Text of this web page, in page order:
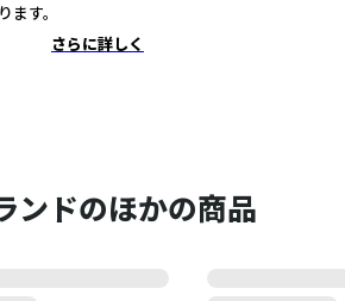
す。
さらに詳しく
ンドのほかの商品